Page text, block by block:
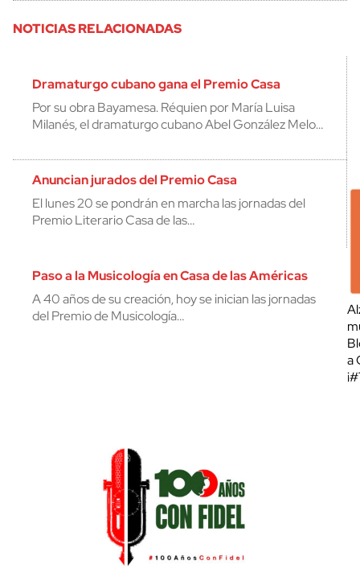
NOTICIAS RELACIONADAS
Dramaturgo cubano gana el Premio Casa
Por su obra Bayamesa. Réquien por María Luisa
Milanés, el dramaturgo cubano Abel González Melo…
Anuncian jurados del Premio Casa
El lunes 20 se pondrán en marcha las jornadas del
Premio Literario Casa de las…
Paso a la Musicología en Casa de las Américas
A 40 años de su creación, hoy se inician las jornadas
del Premio de Musicología…
a